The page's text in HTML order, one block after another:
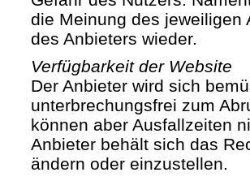
die Meinung des jeweiligen
des Anbieters wieder.
Verfügbarkeit der Website
Der Anbieter wird sich
unterbrechungsfrei zum
können aber Ausfallzeiten
Anbieter behält sich das
ändern oder einzustellen.